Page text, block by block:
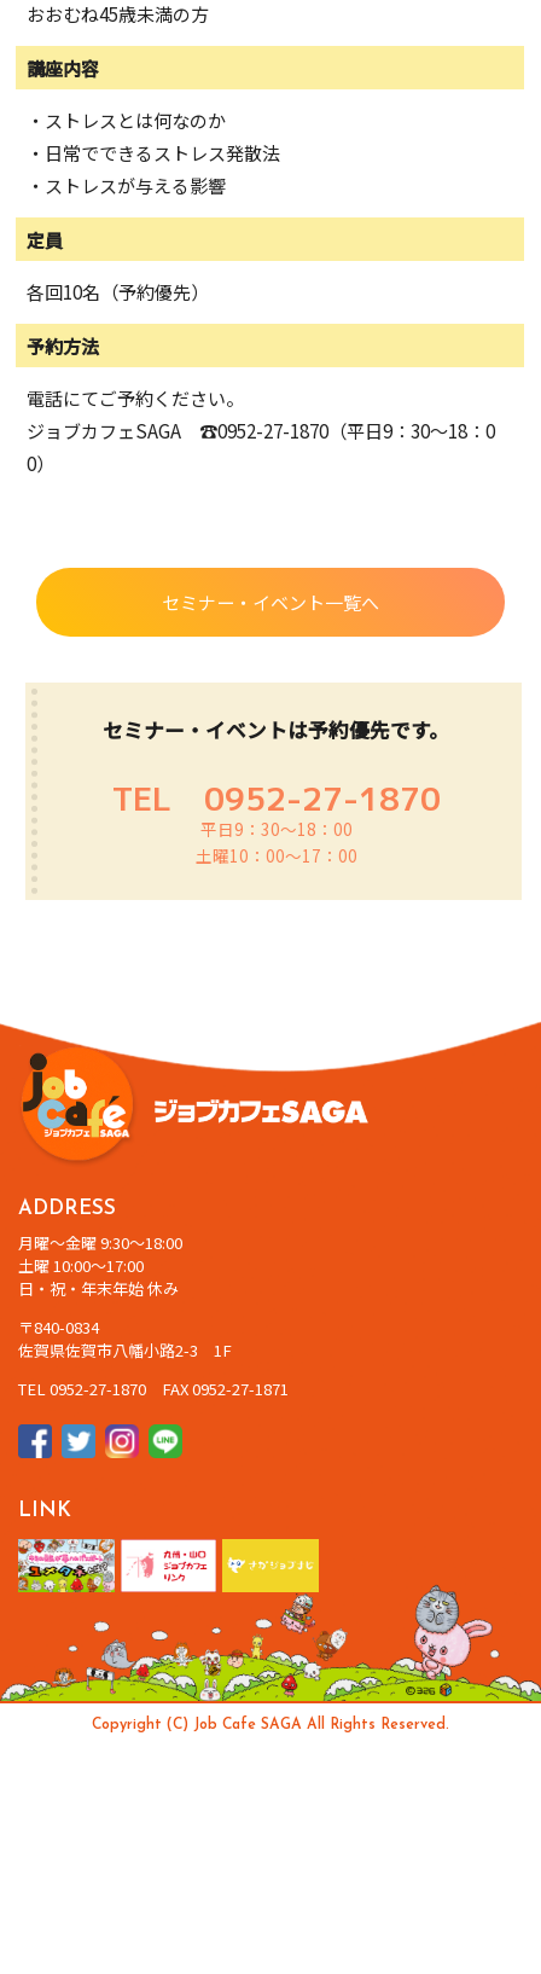
おおむね45歳未満の方
講座内容
・ストレスとは何なのか
・日常でできるストレス発散法
・ストレスが与える影響
定員
各回10名（予約優先）
予約方法
電話にてご予約ください。
ジョブカフェSAGA ☎0952-27-1870（平日9：30～18：0
0）
セミナー・イベント一覧へ
セミナー・イベントは予約優先です。
TEL 0952-27-1870
平日9：30～18：00
土曜10：00～17：00
ADDRESS
月曜～金曜 9:30～18:00
土曜 10:00～17:00
日・祝・年末年始 休み
〒840-0834
佐賀県佐賀市八幡小路2-3 1F
TEL 0952-27-1870 FAX 0952-27-1871
LINK
Copyright (C) Job Cafe SAGA All Rights Reserved.